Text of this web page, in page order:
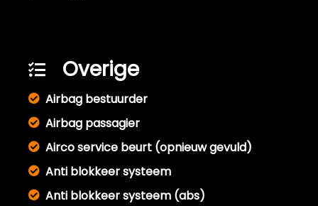
Overige
Airbag bestuurder
Airbag passagier
Airco service beurt (opnieuw gevuld)
Anti blokkeer systeem
Anti blokkeer systeem (abs)